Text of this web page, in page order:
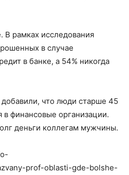
В рамках исследования
в случае
в банке, а 54% никогда
что люди старше 45
финансовые организации.
деньги коллегам мужчины.
prof-oblasti-gde-bolshe-